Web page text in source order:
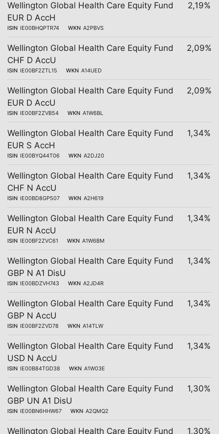
Wellington Global Health Care Equity Fund
EUR D AccH
ISIN IE00BHQPTR74 WKN A2PBVS
2,19%
Wellington Global Health Care Equity Fund
CHF D AccU
ISIN IE00BF2ZTL15 WKN A14UED
2,09%
Wellington Global Health Care Equity Fund
EUR D AccU
ISIN IE00BF2ZVB54 WKN A1W6BL
2,09%
Wellington Global Health Care Equity Fund
EUR S AccH
ISIN IE00BYQ44T06 WKN A2DJ20
1,34%
Wellington Global Health Care Equity Fund
CHF N AccU
ISIN IE00BD8GP507 WKN A2H619
1,34%
Wellington Global Health Care Equity Fund
EUR N AccU
ISIN IE00BF2ZVC61 WKN A1W6BM
1,34%
Wellington Global Health Care Equity Fund
GBP N A1 DisU
ISIN IE00BDZVH743 WKN A2JD4R
1,34%
Wellington Global Health Care Equity Fund
GBP N AccU
ISIN IE00BF2ZVD78 WKN A14TLW
1,34%
Wellington Global Health Care Equity Fund
USD N AccU
ISIN IE00B84TGD38 WKN A1W03E
1,34%
Wellington Global Health Care Equity Fund
GBP UN A1 DisU
ISIN IE00BN6HHW67 WKN A2QMQ2
1,30%
Wellington Global Health Care Equity Fund 1,30%